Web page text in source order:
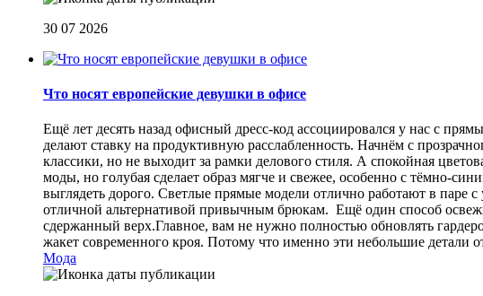
30 07 2026
Что носят европейские девушки в офисе
Ещё лет десять назад офисный дресс-код ассоциировался у нас с
делают ставку на продуктивную расслабленность. Начнём с
классики, но не выходит за рамки делового стиля. А спокойная
моды, но голубая сделает образ мягче и свежее, особенно с тёмно-
выглядеть дорого. Светлые прямые модели отлично работают в паре
отличной альтернативой привычным брюкам. Ещё один способ
сдержанный верх.Главное, вам не нужно полностью обновлять
жакет современного кроя. Потому что именно эти небольшие
Мода